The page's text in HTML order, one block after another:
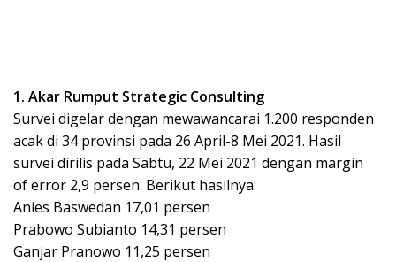
1. Akar Rumput Strategic Consulting
Survei digelar dengan mewawancarai 1.200 responden
acak di 34 provinsi pada 26 April-8 Mei 2021. Hasil
survei dirilis pada Sabtu, 22 Mei 2021 dengan margin
of error 2,9 persen. Berikut hasilnya:
Anies Baswedan 17,01 persen
Prabowo Subianto 14,31 persen
Ganjar Pranowo 11,25 persen